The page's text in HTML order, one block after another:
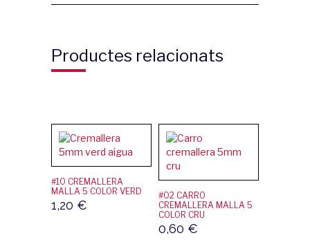
Productes relacionats
#10 CREMALLERA
MALLA 5 COLOR VERD
1,20 €
#02 CARRO
CREMALLERA MALLA 5
COLOR CRU
0,60 €